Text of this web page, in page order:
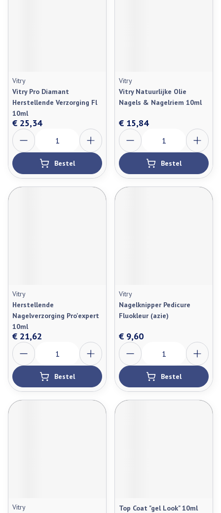
Vitry
Vitry Pro Diamant
Herstellende Verzorging Fl
10ml
€ 25,34
Aantal
Bestel
Vitry
Vitry Natuurlijke Olie
Nagels & Nagelriem 10ml
€ 15,84
Aantal
Bestel
Vitry
Herstellende
Nagelverzorging Pro'expert
10ml
€ 21,62
Aantal
Bestel
Vitry
Nagelknipper Pedicure
Fluokleur (azie)
€ 9,60
Aantal
Bestel
Vitry
Top Coat "gel Look" 10ml